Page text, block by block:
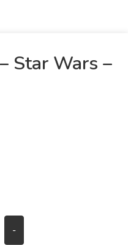
Star Wars –
-